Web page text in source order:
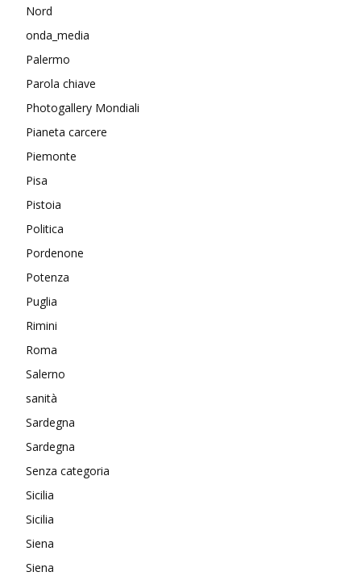
Nord
onda_media
Palermo
Parola chiave
Photogallery Mondiali
Pianeta carcere
Piemonte
Pisa
Pistoia
Politica
Pordenone
Potenza
Puglia
Rimini
Roma
Salerno
sanità
Sardegna
Sardegna
Senza categoria
Sicilia
Sicilia
Siena
Siena